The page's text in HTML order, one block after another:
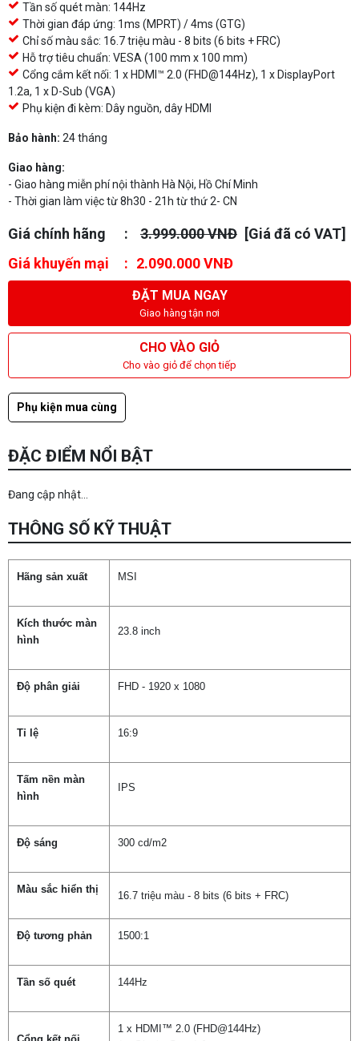
Tần số quét màn: 144Hz
Thời gian đáp ứng: 1ms (MPRT) / 4ms (GTG)
Chỉ số màu sắc: 16.7 triệu màu - 8 bits (6 bits + FRC)
Hỗ trợ tiêu chuẩn: VESA (100 mm x 100 mm)
Cổng cắm kết nối: 1 x HDMI™ 2.0 (FHD@144Hz), 1 x DisplayPort
1.2a, 1 x D-Sub (VGA)
Phụ kiện đi kèm: Dây nguồn, dây HDMI
Bảo hành: 24 tháng
Giao hàng:
- Giao hàng miễn phí nội thành Hà Nội, Hồ Chí Minh
- Thời gian làm việc từ 8h30 - 21h từ thứ 2- CN
Giá chính hãng 3.999.000 VNĐ [Giá đã có VAT]
Giá khuyến mại
2.090.000 VNĐ
ĐẶT MUA NGAY
Giao hàng tận nơi
CHO VÀO GIỎ
Cho vào giỏ để chọn tiếp
Phụ kiện mua cùng
ĐẶC ĐIỂM NỔI BẬT
Đang cập nhật...
THÔNG SỐ KỸ THUẬT
Hãng sản xuất MSI
Kích thước màn
hình
23.8 inch
Độ phân giải FHD - 1920 x 1080
Tỉ lệ 16:9
Tấm nền màn
hình
IPS
Độ sáng 300 cd/m2
Màu sắc hiển thị
16.7 triệu màu - 8 bits (6 bits + FRC)
Độ tương phản 1500:1
Tần số quét 144Hz
1 x HDMI™ 2.0 (FHD@144Hz)